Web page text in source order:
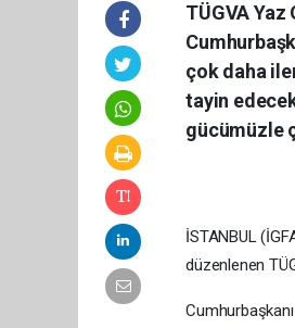
TÜGVA Yaz
çok daha
tayin
gücümüzle
İSTANBUL
düzenlenen